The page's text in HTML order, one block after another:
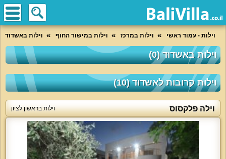
וילות - עמוד ראשי וילות במרכז וילות במישור החוף וילות באשדוד
וילות באשדוד (0)
וילות קרובות לאשדוד (10)
וילה פלקסוס וילות בראשון לציון